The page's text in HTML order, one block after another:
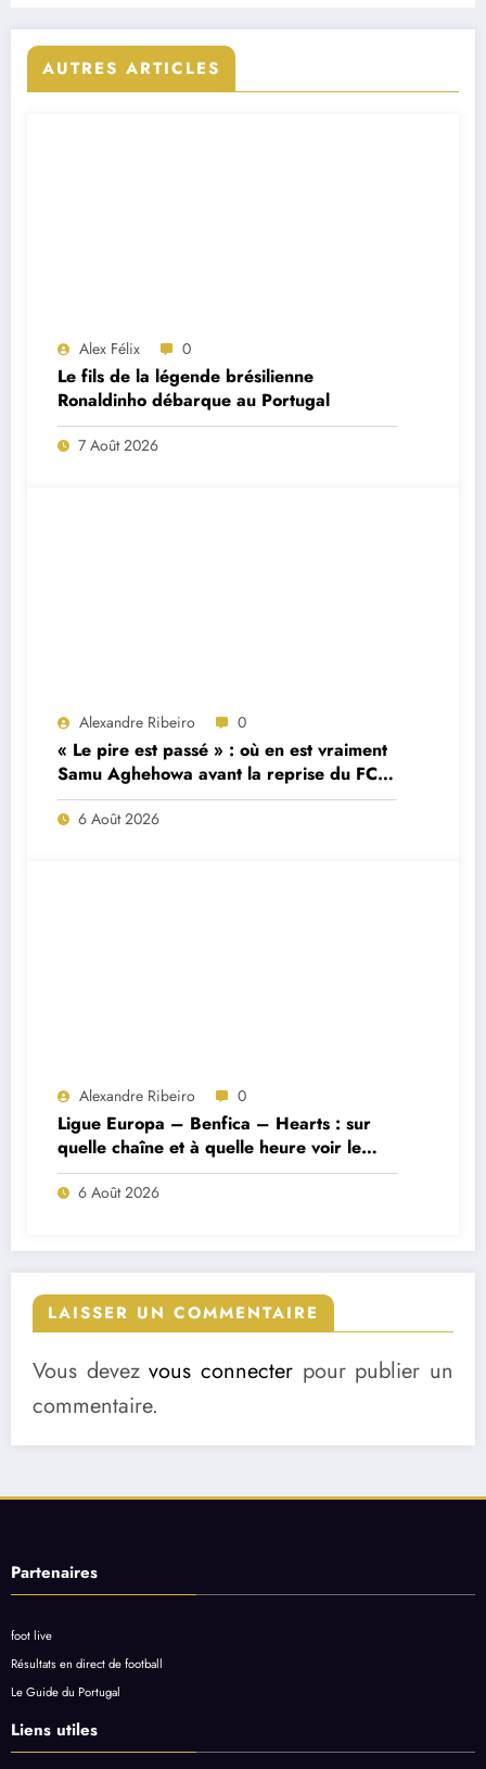
AUTRES ARTICLES
Alex Félix 0
Le fils de la légende brésilienne
Ronaldinho débarque au Portugal
7 Août 2026
Alexandre Ribeiro 0
« Le pire est passé » : où en est vraiment
Samu Aghehowa avant la reprise du FC
Porto ?
6 Août 2026
Alexandre Ribeiro 0
Ligue Europa – Benfica – Hearts : sur
quelle chaîne et à quelle heure voir le
match ?
6 Août 2026
LAISSER UN COMMENTAIRE
Vous devezvous connecter pour publier un
commentaire.
Partenaires
foot live
Résultats en direct de football
Le Guide du Portugal
Liens utiles